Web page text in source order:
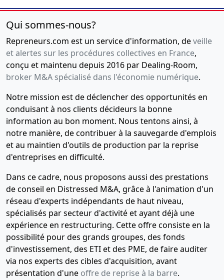
Qui sommes-nous?
Repreneurs.com est un service d'information, deveille
et alertes sur les procédures collectives en France,
conçu et maintenu depuis 2016 par Dealing-Room,
broker M&A spécialisé dans l'économie numérique.
Notre mission est de déclencher des opportunités en
conduisant à nos clients décideurs la bonne
information au bon moment. Nous tentons ainsi, à
notre manière, de contribuer à la sauvegarde d'emplois
et au maintien d'outils de production par la reprise
d'entreprises en difficulté.
Dans ce cadre, nous proposons aussi des prestations
de conseil en Distressed M&A, grâce à l'animation d'un
réseau d'experts indépendants de haut niveau,
spécialisés par secteur d'activité et ayant déjà une
expérience en restructuring. Cette offre consiste en la
possibilité pour des grands groupes, des fonds
d'investissement, des ETI et des PME, de faire auditer
via nos experts des cibles d'acquisition, avant
présentation d'une offre de reprise à la barre.